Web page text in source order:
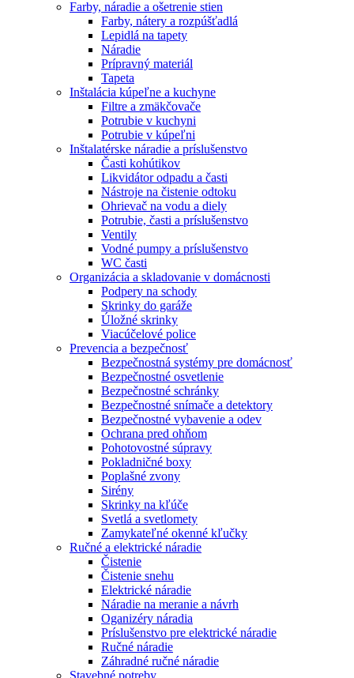
Farby, náradie a ošetrenie stien
Farby, nátery a rozpúšťadlá
Lepidlá na tapety
Náradie
Prípravný materiál
Tapeta
Inštalácia kúpeľne a kuchyne
Filtre a zmäkčovače
Potrubie v kuchyni
Potrubie v kúpeľni
Inštalatérske náradie a príslušenstvo
Časti kohútikov
Likvidátor odpadu a časti
Nástroje na čistenie odtoku
Ohrievač na vodu a diely
Potrubie, časti a príslušenstvo
Ventily
Vodné pumpy a príslušenstvo
WC časti
Organizácia a skladovanie v domácnosti
Podpery na schody
Skrinky do garáže
Úložné skrinky
Viacúčelové police
Prevencia a bezpečnosť
Bezpečnostná systémy pre domácnosť
Bezpečnostné osvetlenie
Bezpečnostné schránky
Bezpečnostné snímače a detektory
Bezpečnostné vybavenie a odev
Ochrana pred ohňom
Pohotovostné súpravy
Pokladničné boxy
Poplašné zvony
Sirény
Skrinky na kľúče
Svetlá a svetlomety
Zamykateľné okenné kľučky
Ručné a elektrické náradie
Čistenie
Čistenie snehu
Elektrické náradie
Náradie na meranie a návrh
Oganizéry náradia
Príslušenstvo pre elektrické náradie
Ručné náradie
Záhradné ručné náradie
Stavebné potreby